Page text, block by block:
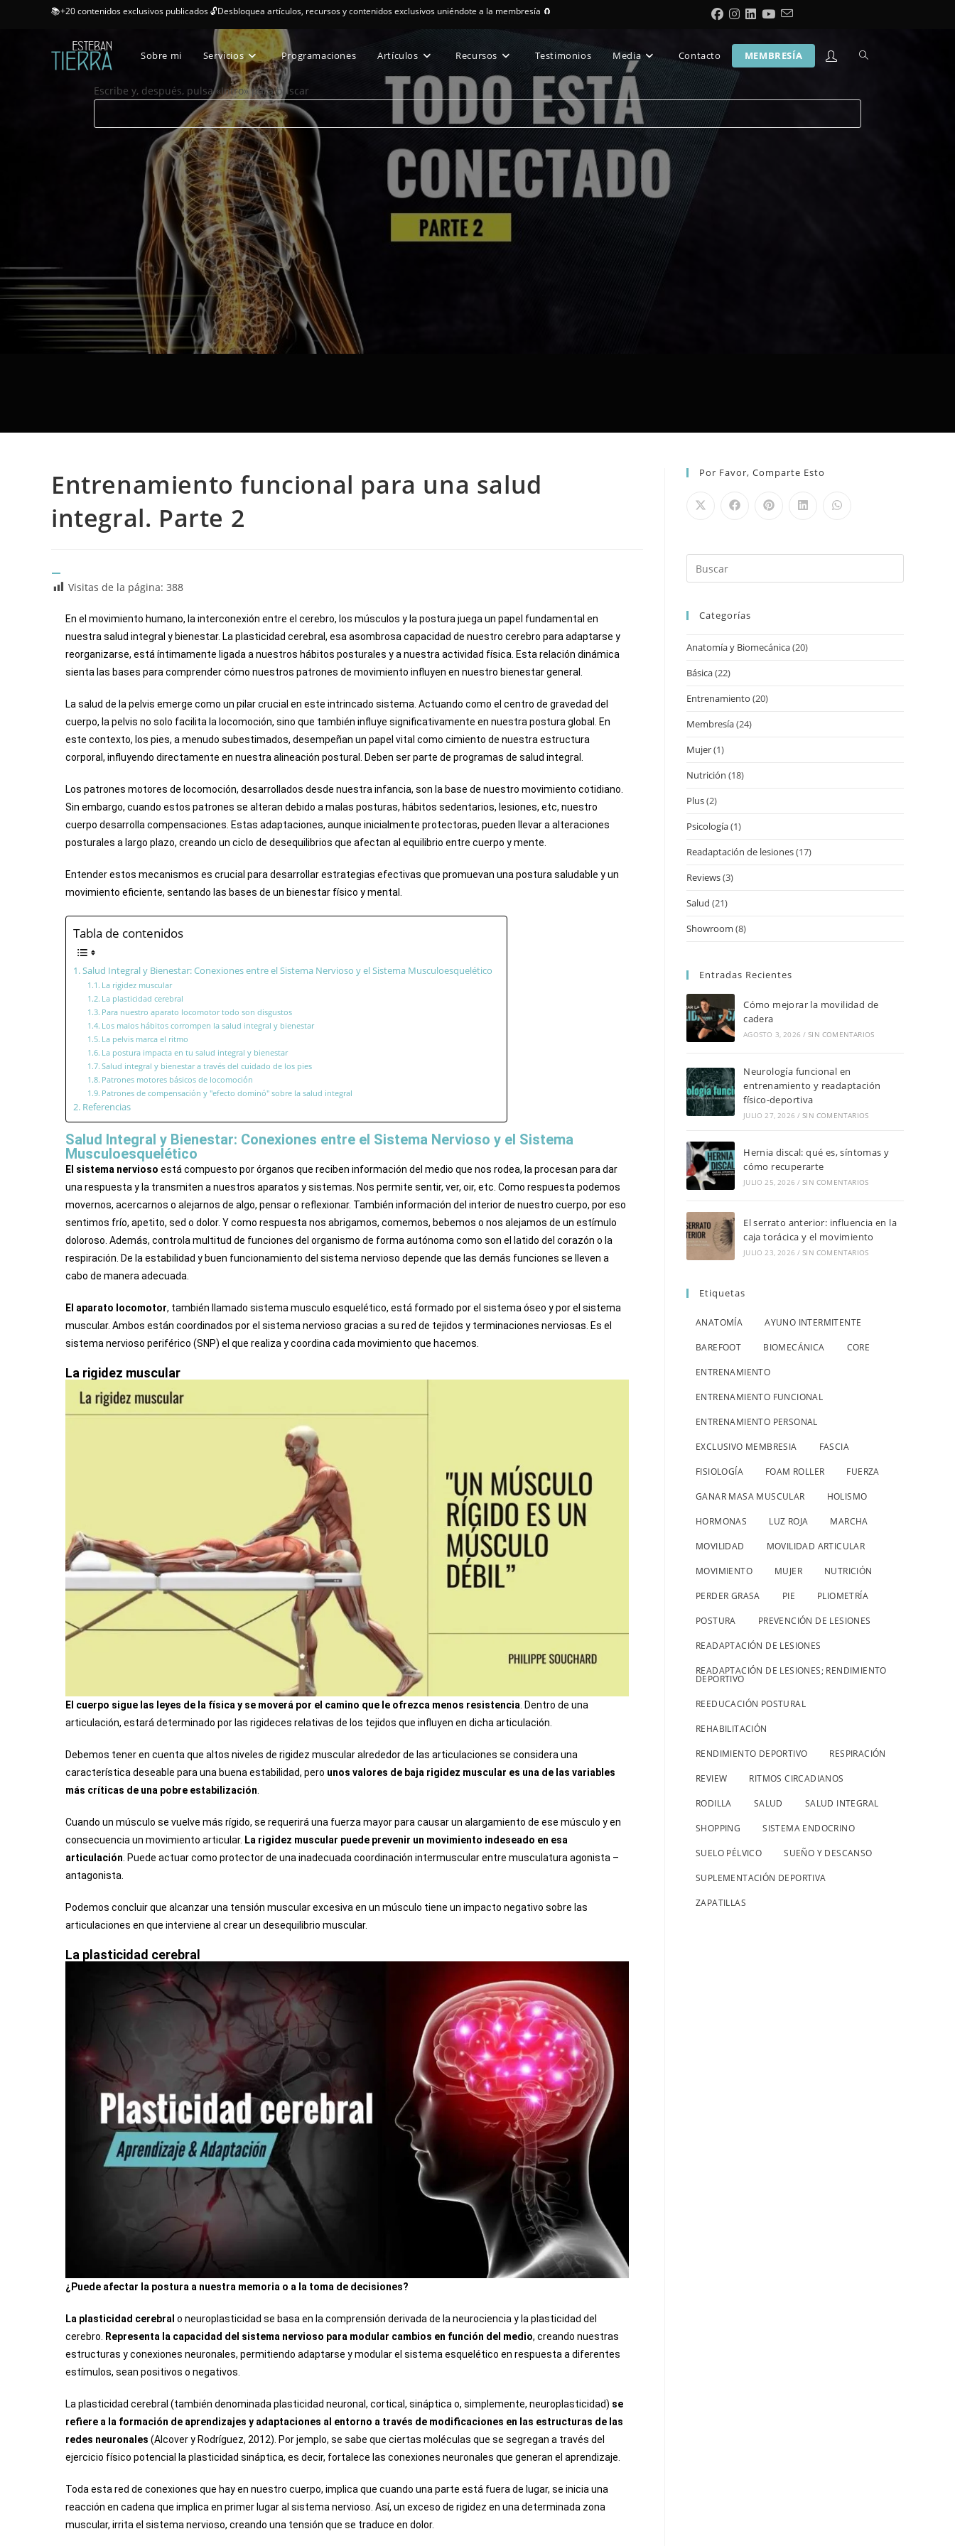
📚+20 contenidos exclusivos publicados 🔓Desbloquea artículos, recursos y contenidos exclusivos uniéndote a la membresía 🧲
Sobre mi Servicios Programaciones Artículos Recursos Testimonios Media Contacto MEMBRESÍA
Escribe y, después, pulsa «Intro» para buscar
Entrenamiento funcional para una salud
integral. Parte 2
Visitas de la página: 388
En el movimiento humano, la interconexión entre el cerebro, los músculos y la postura juega un papel fundamental en
nuestra salud integral y bienestar. La plasticidad cerebral, esa asombrosa capacidad de nuestro cerebro para adaptarse y
reorganizarse, está íntimamente ligada a nuestros hábitos posturales y a nuestra actividad física. Esta relación dinámica
sienta las bases para comprender cómo nuestros patrones de movimiento influyen en nuestro bienestar general.
La salud de la pelvis emerge como un pilar crucial en este intrincado sistema. Actuando como el centro de gravedad del
cuerpo, la pelvis no solo facilita la locomoción, sino que también influye significativamente en nuestra postura global. En
este contexto, los pies, a menudo subestimados, desempeñan un papel vital como cimiento de nuestra estructura
corporal, influyendo directamente en nuestra alineación postural. Deben ser parte de programas de salud integral.
Los patrones motores de locomoción, desarrollados desde nuestra infancia, son la base de nuestro movimiento cotidiano.
Sin embargo, cuando estos patrones se alteran debido a malas posturas, hábitos sedentarios, lesiones, etc, nuestro
cuerpo desarrolla compensaciones. Estas adaptaciones, aunque inicialmente protectoras, pueden llevar a alteraciones
posturales a largo plazo, creando un ciclo de desequilibrios que afectan al equilibrio entre cuerpo y mente.
Entender estos mecanismos es crucial para desarrollar estrategias efectivas que promuevan una postura saludable y un
movimiento eficiente, sentando las bases de un bienestar físico y mental.
Tabla de contenidos
Salud Integral y Bienestar: Conexiones entre el Sistema Nervioso y el Sistema Musculoesquelético
La rigidez muscular
La plasticidad cerebral
Para nuestro aparato locomotor todo son disgustos
Los malos hábitos corrompen la salud integral y bienestar
La pelvis marca el ritmo
La postura impacta en tu salud integral y bienestar
Salud integral y bienestar a través del cuidado de los pies
Patrones motores básicos de locomoción
Patrones de compensación y "efecto dominó" sobre la salud integral
Referencias
Salud Integral y Bienestar: Conexiones entre el Sistema Nervioso y el Sistema
Musculoesquelético
El sistema nervioso está compuesto por órganos que reciben información del medio que nos rodea, la procesan para dar
una respuesta y la transmiten a nuestros aparatos y sistemas. Nos permite sentir, ver, oir, etc. Como respuesta podemos
movernos, acercarnos o alejarnos de algo, pensar o reflexionar. También información del interior de nuestro cuerpo, por eso
sentimos frío, apetito, sed o dolor. Y como respuesta nos abrigamos, comemos, bebemos o nos alejamos de un estímulo
doloroso. Además, controla multitud de funciones del organismo de forma autónoma como son el latido del corazón o la
respiración. De la estabilidad y buen funcionamiento del sistema nervioso depende que las demás funciones se lleven a
cabo de manera adecuada.
El aparato locomotor, también llamado sistema musculo esquelético, está formado por el sistema óseo y por el sistema
muscular. Ambos están coordinados por el sistema nervioso gracias a su red de tejidos y terminaciones nerviosas. Es el
sistema nervioso periférico (SNP) el que realiza y coordina cada movimiento que hacemos.
La rigidez muscular
El cuerpo sigue las leyes de la física y se moverá por el camino que le ofrezca menos resistencia . Dentro de una
articulación, estará determinado por las rigideces relativas de los tejidos que influyen en dicha articulación.
Debemos tener en cuenta que altos niveles de rigidez muscular alrededor de las articulaciones se considera una
característica deseable para una buena estabilidad, pero unos valores de baja rigidez muscular es una de las variables
más críticas de una pobre estabilización
Cuando un músculo se vuelve más rígido, se requerirá una fuerza mayor para causar un alargamiento de ese músculo y en
consecuencia un movimiento articular. La rigidez muscular puede prevenir un movimiento indeseado en esa
articulación . Puede actuar como protector de una inadecuada coordinación intermuscular entre musculatura agonista –
antagonista.
Podemos concluir que alcanzar una tensión muscular excesiva en un músculo tiene un impacto negativo sobre las
articulaciones en que interviene al crear un desequilibrio muscular.
La plasticidad cerebral
¿Puede afectar la postura a nuestra memoria o a la toma de decisiones?
La plasticidad cerebral o neuroplasticidad se basa en la comprensión derivada de la neurociencia y la plasticidad del
cerebro.
Representa la capacidad del sistema nervioso para modular cambios en función del medio, creando nuestras
estructuras y conexiones neuronales, permitiendo adaptarse y modular el sistema esquelético en respuesta a diferentes
estímulos, sean positivos o negativos.
La plasticidad cerebral (también denominada plasticidad neuronal, cortical, sináptica o, simplemente, neuroplasticidad) se
refiere a la formación de aprendizajes y adaptaciones al entorno a través de modificaciones en las estructuras de las
redes neuronales (Alcover y Rodríguez, 2012). Por jemplo, se sabe que ciertas moléculas que se segregan a través del
ejercicio físico potencial la plasticidad sináptica, es decir, fortalece las conexiones neuronales que generan el aprendizaje.
Toda esta red de conexiones que hay en nuestro cuerpo, implica que cuando una parte está fuera de lugar, se inicia una
reacción en cadena que implica en primer lugar al sistema nervioso. Así, un exceso de rigidez en una determinada zona
muscular, irrita el sistema nervioso, creando una tensión que se traduce en dolor.
Por Favor, Comparte Esto
Categorías
Anatomía y Biomecánica(20)
Básica(22)
Entrenamiento (20)
Membresía(24)
Mujer(1)
Nutrición (18)
Plus(2)
Psicología(1)
Readaptación de lesiones(17)
Reviews(3)
Salud (21)
Showroom (8)
Entradas Recientes
Cómo mejorar la movilidad de
cadera
AGOSTO 3, 2026 / SIN COMENTARIOS
Neurología funcional en
entrenamiento y readaptación
físico-deportiva
JULIO 27, 2026 / SIN COMENTARIOS
Hernia discal: qué es, síntomas y
cómo recuperarte
JULIO 25, 2026 / SIN COMENTARIOS
El serrato anterior: influencia en la
caja torácica y el movimiento
JULIO 23, 2026 / SIN COMENTARIOS
Etiquetas
ANATOMÍA AYUNO INTERMITENTE
BAREFOOT BIOMECÁNICA CORE
ENTRENAMIENTO
ENTRENAMIENTO FUNCIONAL
ENTRENAMIENTO PERSONAL
EXCLUSIVO MEMBRESIA FASCIA
FISIOLOGÍA FOAM ROLLER FUERZA
GANAR MASA MUSCULAR HOLISMO
HORMONAS LUZ ROJA MARCHA
MOVILIDAD MOVILIDAD ARTICULAR
MOVIMIENTO MUJER NUTRICIÓN
PERDER GRASA PIE PLIOMETRÍA
POSTURA PREVENCIÓN DE LESIONES
READAPTACIÓN DE LESIONES
READAPTACIÓN DE LESIONES; RENDIMIENTO
DEPORTIVO
REEDUCACIÓN POSTURAL
REHABILITACIÓN
RENDIMIENTO DEPORTIVO RESPIRACIÓN
REVIEW RITMOS CIRCADIANOS
RODILLA SALUD SALUD INTEGRAL
SHOPPING SISTEMA ENDOCRINO
SUELO PÉLVICO SUEÑO Y DESCANSO
SUPLEMENTACIÓN DEPORTIVA
ZAPATILLAS